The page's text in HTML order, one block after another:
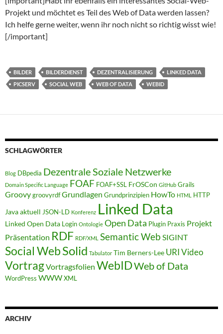
Projekt und möchtet es Teil des Web of Data werden lassen?
Ich helfe gerne weiter, wenn ihr noch nicht so richtig wisst wie!
[/important]
BILDER BILDERDIENST DEZENTRALISIERUNG
LINKED DATA
PICSERV
SOCIAL WEB WEB OF DATA WEBID
SCHLAGWÖRTER
Blog DBpedia Dezentrale Soziale Netzwerke
Domain Specific Language FOAF FOAF+SSL FrOSCon GitHub Grails
GroovygroovyrdfGrundlagen Grundprinzipien HowTo HTML HTTP
Java aktuell JSON-LD Konferenz Linked Data
Linked Open Data Login Ontologie Open Data Plugin Praxis Projekt
Präsentation RDF RDF/XML Semantic Web SIGINT
Social WebSolid Tabulator Tim Berners-Lee URIVideo
VortragVortragsfolien WebIDWeb of Data
WordPress WWWXML
ARCHIV